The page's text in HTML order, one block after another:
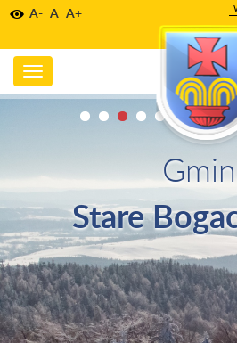
A- A A+
Toggle
navigation
Stare